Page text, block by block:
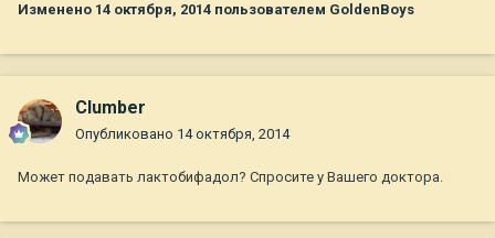
Изменено 14 октября, 2014 пользователем GoldenBoys
Clumber
Опубликовано 14 октября, 2014
Может подавать лактобифадол? Спросите у Вашего доктора.